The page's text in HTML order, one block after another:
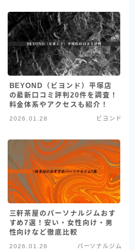
BEYOND（ビヨンド）平塚店
の最新口コミ評判20件を調査！
料金体系やアクセスも紹介！
2026.01.28 ビヨンド
三軒茶屋のパーソナルジムおす
すめ7選！安い・女性向け・男
性向けなど徹底比較
2026.01.26 パーソナルジム